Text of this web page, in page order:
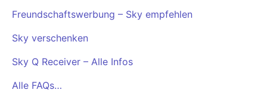
Freundschaftswerbung – Sky empfehlen
Sky verschenken
Sky Q Receiver – Alle Infos
Alle FAQs…